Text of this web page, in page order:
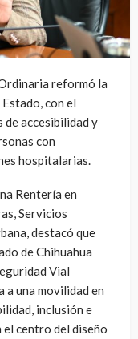
reformó la
con el
accesibilidad y
con
hospitalarias.
Rentería en
Servicios
destacó que
de Chihuahua
Vial
a una movilidad en
inclusión e
el centro del diseño